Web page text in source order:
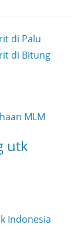
di Palu
di Bitung
utk